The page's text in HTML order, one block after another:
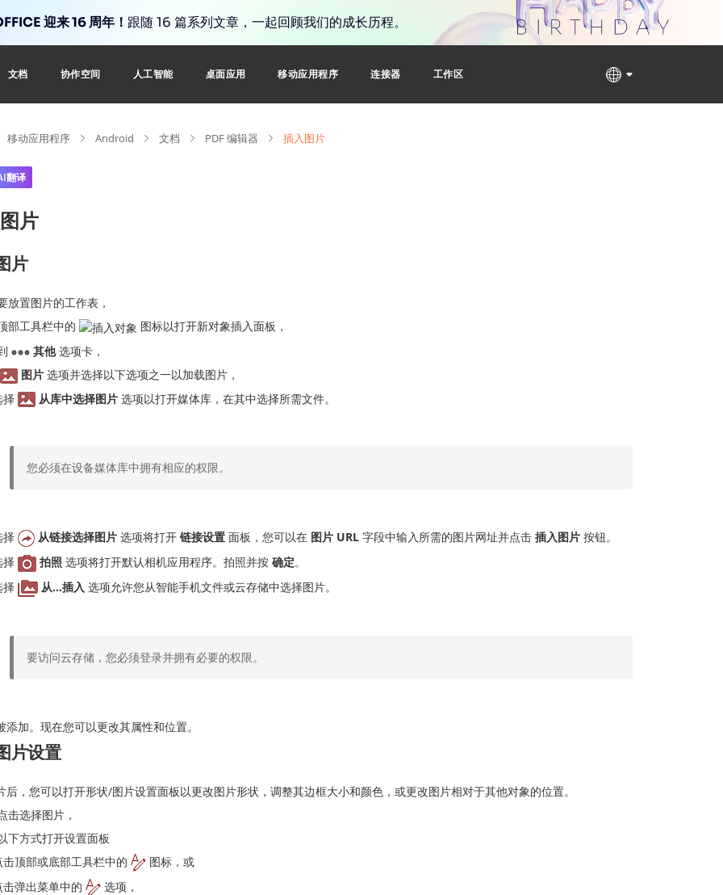
迎来 16 周年！ 跟随 16 篇系列文章，一起回顾我们的成长历程。
文档 协作空间 人工智能 桌面应用 移动应用程序 连接器 工作区
移动应用程序 Android 文档 PDF 编辑器 插入图片
翻译
片
片
放置图片的工作表，
部工具栏中的
图标以打开新对象插入面板，
其他选项卡，
图片 选项并选择以下选项之一以加载图片，
择
从库中选择图片 选项以打开媒体库，在其中选择所需文件。
您必须在设备媒体库中拥有相应的权限。
择 从链接选择图片 选项将打开 链接设置 面板，您可以在 图片 URL 字段中输入所需的图片网址并点击 插入图片 按钮。
择
拍照 选项将打开默认相机应用程序。拍照并按 确定。
择
从...插入 选项允许您从智能手机文件或云存储中选择图片。
要访问云存储，您必须登录并拥有必要的权限。
添加。现在您可以更改其属性和位置。
片设置
后，您可以打开形状/图片设置面板以更改图片形状，调整其边框大小和颜色，或更改图片相对于其他对象的位置。
击选择图片，
下方式打开设置面板
击顶部或底部工具栏中的
图标，或
击弹出菜单中的
选项，